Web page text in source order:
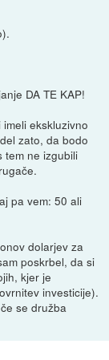
DA TE KAP!
ekskluzivno
zato, da bodo
tem ne izgubili
pa vem: 50 ali
dolarjev za
poskrbel, da si
kjer je
investicije).
se družba